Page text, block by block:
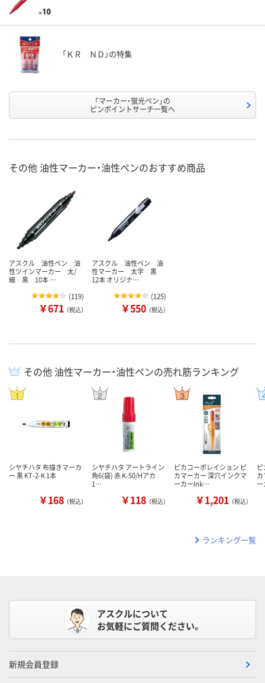
「ＫＲ ＮＤ」の特集
「マーカー・蛍光ペン」の
ピンポイントサーチ一覧へ
その他 油性マーカー・油性ペンのおすすめ商品
アスクル 油性ペン 油
性ツインマーカー 太/
細 黒 10本 …
(119)
￥671 （税込）
アスクル 油性ペン 油
性マーカー 太字 黒
12本 オリジナ…
(125)
￥550 （税込）
その他 油性マーカー・油性ペンの売れ筋ランキング
シヤチハタ 布描きマーカ
ー 黒 KT-2-K 1本
￥168 （税込）
シヤチハタ アートライン
角6(袋) 赤 K-50/Hアカ
1…
￥118 （税込）
ピカコーポレイション ピ
カマーカー 深穴インクマ
ーカーInk…
￥1,201 （税込）
ランキング一覧
アスクルについて
お気軽にご質問ください。
新規会員登録